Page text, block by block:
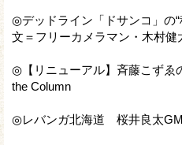
◎デッドライン「ドサンコ」の“
文＝フリーカメラマン・木村健
◎【リニューアル】斉藤こずゑ
the Column
◎レバンガ北海道 桜井良太